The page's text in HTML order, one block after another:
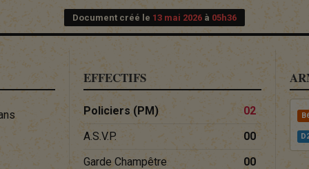
Document créé le 13 mai 2026 à 05h36
EFFECTIFS
Policiers (PM)
02
A.S.V.P.
00
Garde Champêtre
00